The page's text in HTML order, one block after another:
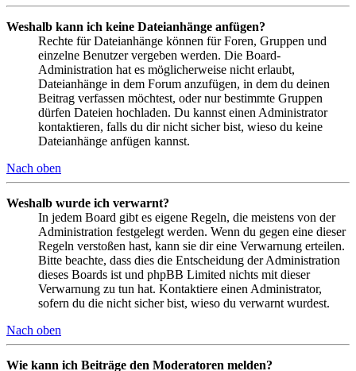
Weshalb kann ich keine Dateianhänge anfügen?
Rechte für Dateianhänge können für Foren, Gruppen und
einzelne Benutzer vergeben werden. Die Board-
Administration hat es möglicherweise nicht erlaubt,
Dateianhänge in dem Forum anzufügen, in dem du deinen
Beitrag verfassen möchtest, oder nur bestimmte Gruppen
dürfen Dateien hochladen. Du kannst einen Administrator
kontaktieren, falls du dir nicht sicher bist, wieso du keine
Dateianhänge anfügen kannst.
Nach oben
Weshalb wurde ich verwarnt?
In jedem Board gibt es eigene Regeln, die meistens von der
Administration festgelegt werden. Wenn du gegen eine dieser
Regeln verstoßen hast, kann sie dir eine Verwarnung erteilen.
Bitte beachte, dass dies die Entscheidung der Administration
dieses Boards ist und phpBB Limited nichts mit dieser
Verwarnung zu tun hat. Kontaktiere einen Administrator,
sofern du die nicht sicher bist, wieso du verwarnt wurdest.
Nach oben
Wie kann ich Beiträge den Moderatoren melden?